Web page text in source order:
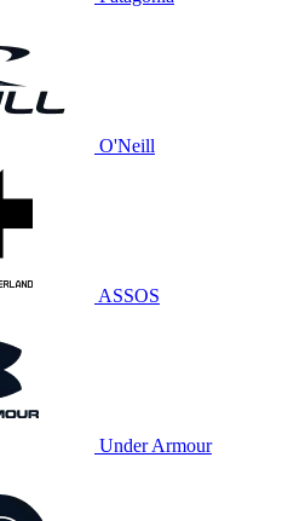
O'Neill
ASSOS
Under Armour